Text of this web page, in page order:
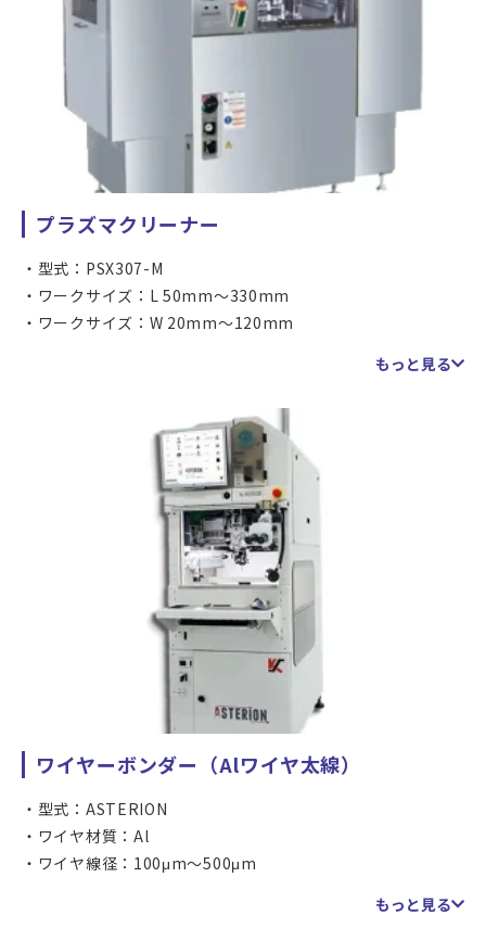
プラズマクリーナー
型式：PSX307-M
ワークサイズ：L 50mm～330mm
ワークサイズ：W 20mm～120mm
もっと見る
ワイヤーボンダー（Alワイヤ太線）
型式：ASTERION
ワイヤ材質：Al
ワイヤ線径：100μm～500μm
もっと見る